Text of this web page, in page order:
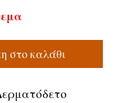
στο καλάθι